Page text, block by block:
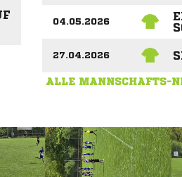
04.05.2026
27.04.2026
ALLE MANNSCHAFTS-